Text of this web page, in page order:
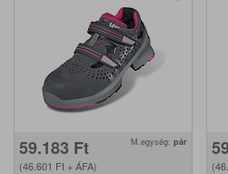
59.183 Ft
(46.601 Ft + ÁFA)
M.egység:pár